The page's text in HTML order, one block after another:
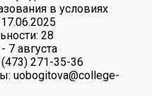
в условиях
28
7 августа
271-35-36
uobogitova@college-